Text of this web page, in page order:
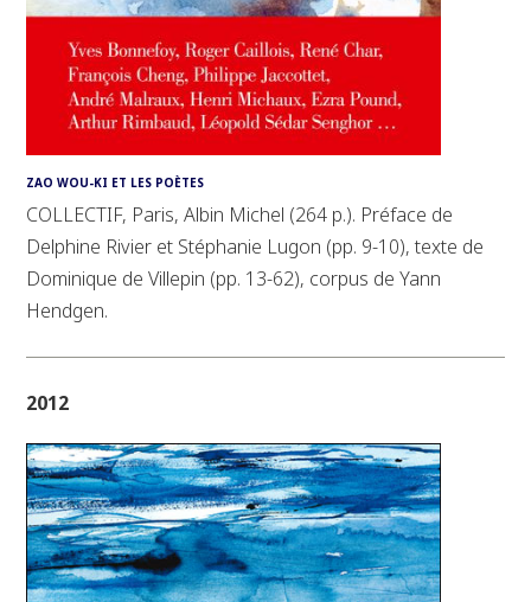
ZAO WOU-KI ET LES POÈTES
COLLECTIF, Paris, Albin Michel (264 p.). Préface de
Delphine Rivier et Stéphanie Lugon (pp. 9-10), texte de
Dominique de Villepin (pp. 13-62), corpus de Yann
Hendgen.
2012